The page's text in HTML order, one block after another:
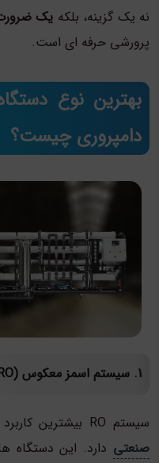
نه یک گزینه، بلکه یک
پرورشی حرفه ای است.
بهترین نوع
دامپروری چیست؟
1. سیستم اسمز معکوس (RO)
سیستم RO بیشترین کاربرد را در مرغداری ها و دامداری های
صنعتی